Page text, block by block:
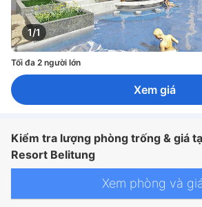
1/1
Tối đa 2 người lớn
Xem giá
Kiểm tra lượng phòng trống & giá
Resort Belitung
Xem phòng và